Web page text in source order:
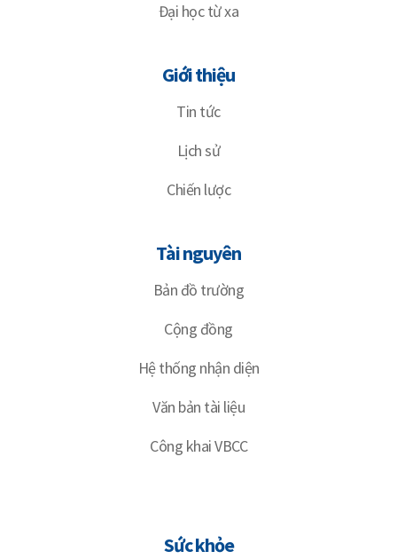
Đại học từ xa
Giới thiệu
Tin tức
Lịch sử
Chiến lược
Tài nguyên
Bản đồ trường
Cộng đồng
Hệ thống nhận diện
Văn bản tài liệu
Công khai VBCC
Sức khỏe